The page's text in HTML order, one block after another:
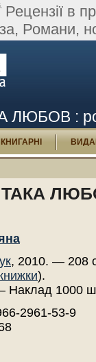
Рецензії в
Романи,
:
КНИГАРНІ
, 2010. — 208
).
Наклад 1000
2961-53-9